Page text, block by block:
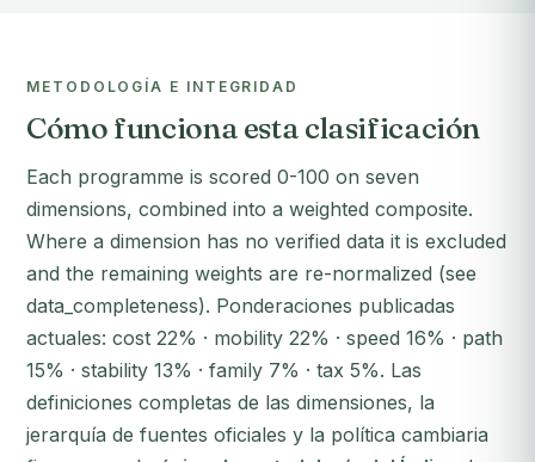
METODOLOGÍA E INTEGRIDAD
Cómo funciona esta clasificación
Each programme is scored 0-100 on seven
dimensions, combined into a weighted composite.
Where a dimension has no verified data it is excluded
and the remaining weights are re-normalized (see
data_completeness). Ponderaciones publicadas
actuales: cost 22% · mobility 22% · speed 16% · path
15% · stability 13% · family 7% · tax 5%. Las
definiciones completas de las dimensiones, la
jerarquía de fuentes oficiales y la política cambiaria